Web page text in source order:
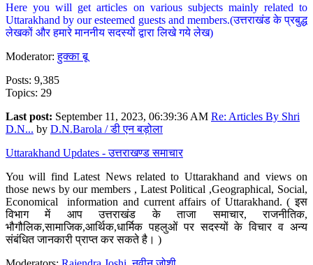
Here you will get articles on various subjects mainly related to
Uttarakhand by our esteemed guests and members.(उत्तराखंड के प्रबुद्ध
लेखकों और हमारे माननीय सदस्यों द्वारा लिखे गये लेख)
Moderator:हुक्का बू
Posts: 9,385
Topics: 29
Last post: September 11, 2023, 06:39:36 AM Re: Articles By Shri
D.N... by D.N.Barola / डी एन बड़ोला
Uttarakhand Updates - उत्तराखण्ड समाचार
You will find Latest News related to Uttarakhand and views on
those news by our members , Latest Political ,Geographical, Social,
Economical information and current affairs of Uttarakhand. ( इस
विभाग में आप उत्तराखंड के ताजा समाचार, राजनीतिक,
भौगौलिक,सामाजिक,आर्थिक,धार्मिक पहलुओं पर सदस्यों के विचार व अन्य
संबंधित जानकारी प्राप्त कर सकते है। )